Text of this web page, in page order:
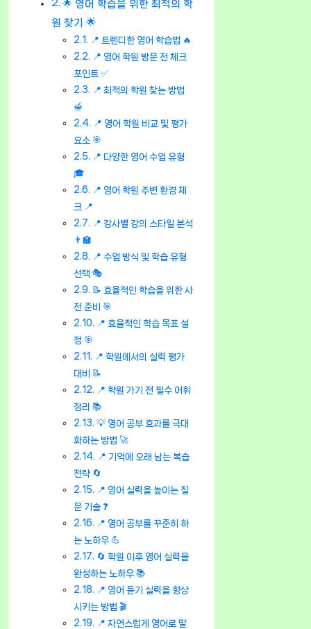
🌟 영어 학습을 위한 최적의 학
원 찾기 🌟
📍 트렌디한 영어 학습법 🔥
📍 영어 학원 방문 전 체크
포인트 ✅
📍 최적의 학원 찾는 방법
🍯
📍 영어 학원 비교 및 평가
요소 🎯
📍 다양한 영어 수업 유형
🎓
📍 영어 학원 주변 환경 체
크 📍
📍 강사별 강의 스타일 분석
👨‍🏫
📍 수업 방식 및 학습 유형
선택 🎭
📝 효율적인 학습을 위한 사
전 준비 🎯
📍 효율적인 학습 목표 설
정 🎯
📍 학원에서의 실력 평가
대비 📝
📍 학원 가기 전 필수 어휘
정리 📚
💡 영어 공부 효과를 극대
화하는 방법 🚀
📍 기억에 오래 남는 복습
전략 🔄
📍 영어 실력을 높이는 질
문 기술 ❓
📍 영어 공부를 꾸준히 하
는 노하우 💪
🔄 학원 이후 영어 실력을
완성하는 노하우 📚
📍 영어 듣기 실력을 향상
시키는 방법 🎬
📍 자연스럽게 영어로 말